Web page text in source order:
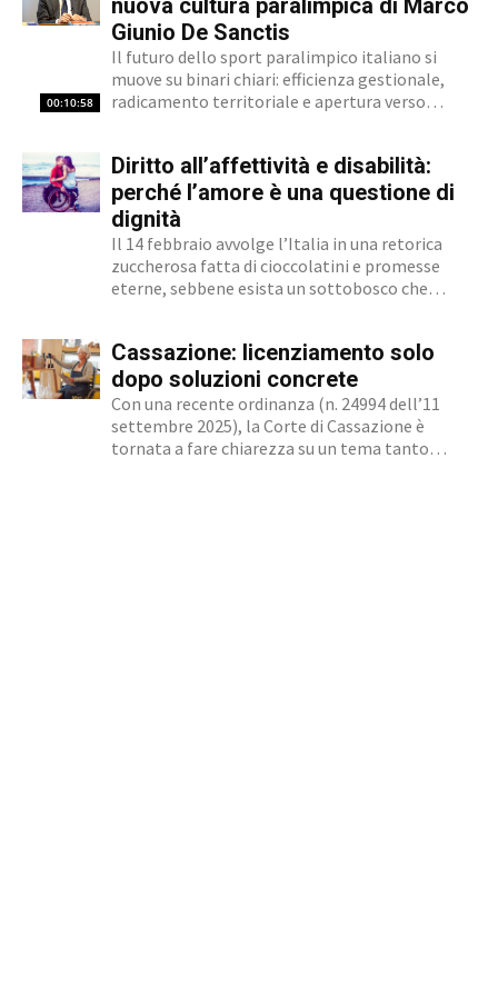
contraddistingue per la dedizione al fact
checking in campo giornalistico e come
capo redattore del nostro magazine
online.
00:10:58
Giunio De Sanctis
Il futuro dello sport paralimpico italiano si
muove su binari chiari: efficienza gestionale,
radicamento territoriale e apertura verso
ha delineato una strategia che punta a
trasformare il movimento da ente di gestione...
Diritto all’affettività e disabilità:
perché l’amore è una questione di
dignità
Il 14 febbraio avvolge l’Italia in una retorica
zuccherosa fatta di cioccolatini e promesse
eterne, sebbene esista un sottobosco che
un’opzione commerciale né un dato di di fatto,
ma...
Cassazione: licenziamento solo
dopo soluzioni concrete
Con una recente ordinanza (n. 24994 dell’11
settembre 2025), la Corte di Cassazione è
tornata a fare chiarezza su un tema tanto